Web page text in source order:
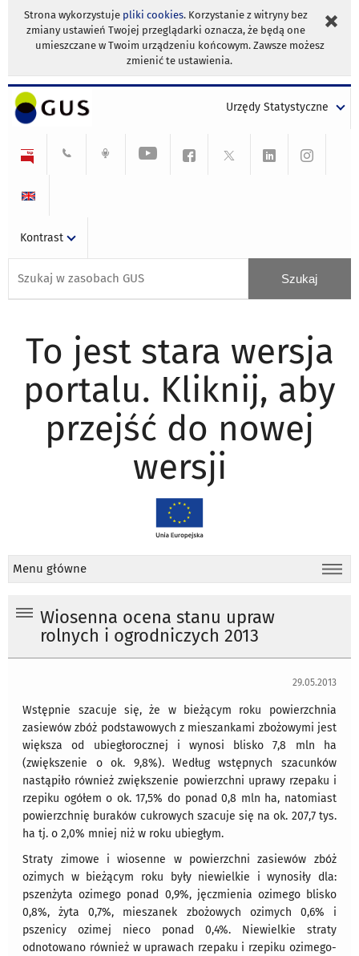
Strona wykorzystuje pliki cookies. Korzystanie z witryny bez
zmiany ustawień Twojej przeglądarki oznacza, że będą one
umieszczane w Twoim urządzeniu końcowym. Zawsze możesz
zmienić te ustawienia.
Urzędy Statystyczne
Kontrast
To jest stara wersja
portalu. Kliknij, aby
przejść do nowej
wersji
Menu główne
Wiosenna ocena stanu upraw
rolnych i ogrodniczych 2013
29.05.2013
Wstępnie szacuje się, że w bieżącym roku powierzchnia
zasiewów zbóż podstawowych z mieszankami zbożowymi jest
większa od ubiegłorocznej i wynosi blisko 7,8 mln ha
(zwiększenie o ok. 9,8%). Według wstępnych szacunków
nastąpiło również zwiększenie powierzchni uprawy rzepaku i
rzepiku ogółem o ok. 17,5% do ponad 0,8 mln ha, natomiast
powierzchnię buraków cukrowych szacuje się na ok. 207,7 tys.
ha tj. o 2,0% mniej niż w roku ubiegłym.
Straty zimowe i wiosenne w powierzchni zasiewów zbóż
ozimych w bieżącym roku były niewielkie i wynosiły dla:
pszenżyta ozimego ponad 0,9%, jęczmienia ozimego blisko
0,8%, żyta 0,7%, mieszanek zbożowych ozimych 0,6% i
pszenicy ozimej nieco ponad 0,4%. Niewielkie straty
odnotowano również w uprawach rzepaku i rzepiku ozimego-